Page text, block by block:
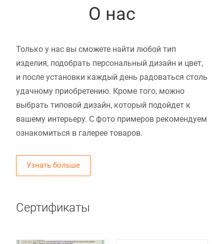
О нас
Только у нас вы сможете найти любой тип
изделия, подобрать персональный дизайн и цвет,
и после установки каждый день радоваться столь
удачному приобретению. Кроме того, можно
выбрать типовой дизайн, который подойдет к
вашему интерьеру. С фото примеров рекомендуем
ознакомиться в галерее товаров.
Узнать больше
Сертификаты